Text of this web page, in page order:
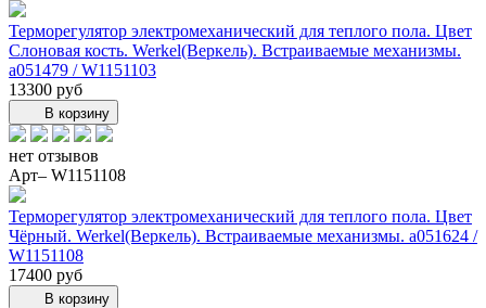
Терморегулятор электромеханический для теплого пола. Цвет
Слоновая кость. Werkel(Веркель). Встраиваемые механизмы.
a051479 / W1151103
13300 руб
В корзину
нет отзывов
Арт– W1151108
Терморегулятор электромеханический для теплого пола. Цвет
Чёрный. Werkel(Веркель). Встраиваемые механизмы. a051624 /
W1151108
17400 руб
В корзину